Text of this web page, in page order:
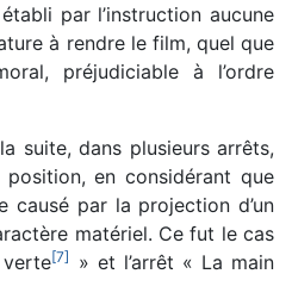
par l’instruction aucune
à rendre le film, quel que
préjudiciable à l’ordre
suite, dans plusieurs arrêts,
en considérant que
causé par la projection d’un
matériel. Ce fut le cas
verte[7]
» et l’arrêt « La main